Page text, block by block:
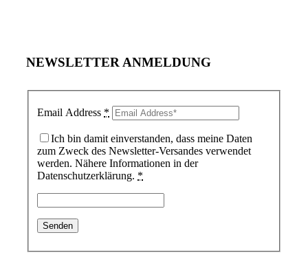
NEWSLETTER ANMELDUNG
Email Address *
Ich bin damit einverstanden, dass meine Daten
zum Zweck des Newsletter-Versandes verwendet
werden. Nähere Informationen in der
Datenschutzerklärung. *